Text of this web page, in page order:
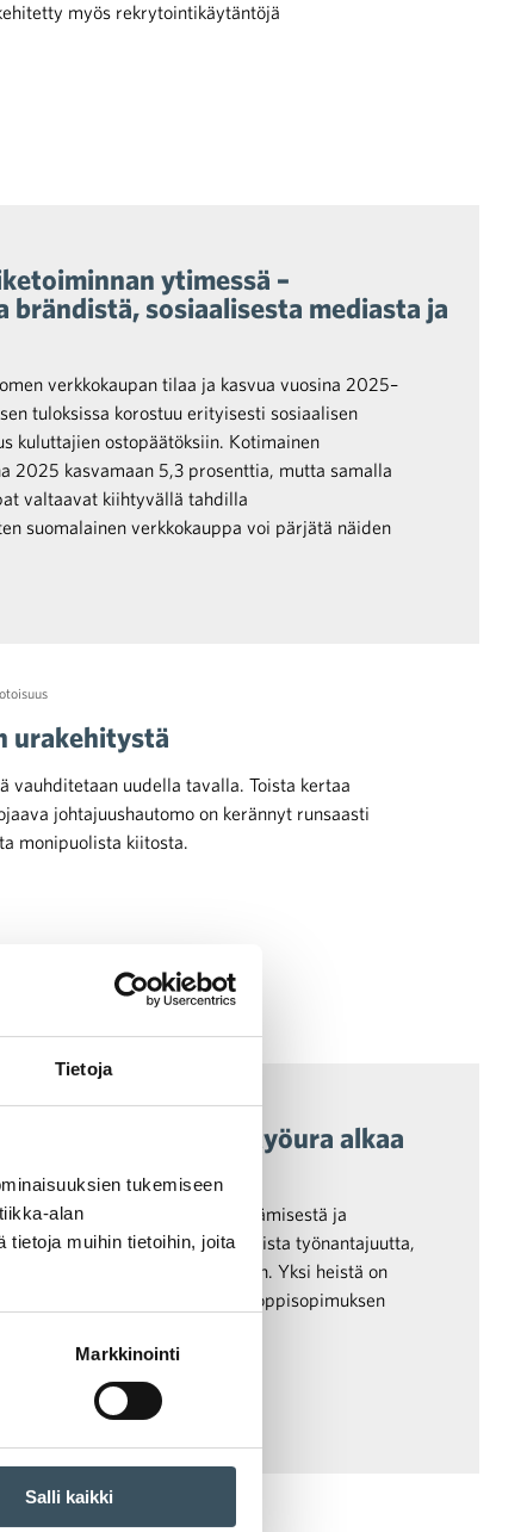
Tietoja
tukemiseen
alan
tietoja muihin tietoihin, joita
Markkinointi
Salli kaikki
myös rekrytointikäytäntöjä
ytimessä –
sosiaalisesta mediasta ja
verkkokaupan tilaa ja kasvua vuosina 2025–
tuloksissa korostuu erityisesti sosiaalisen
kuluttajien ostopäätöksiin. Kotimainen
2025 kasvamaan 5,3 prosenttia, mutta samalla
valtaavat kiihtyvällä tahdilla
suomalainen verkkokauppa voi pärjätä näiden
urakehitystä
vauhditetaan uudella tavalla. Toista kertaa
johtajuushautomo on kerännyt runsaasti
monipuolista kiitosta.
– monen työura alkaa
harjoittelijoiden perehdyttämisestä ja
tärkeänä osana vastuullista työnantajuutta,
ensimmäinen askel työelämään. Yksi heistä on
aloitti harjoittelijana ja eteni oppisopimuksen